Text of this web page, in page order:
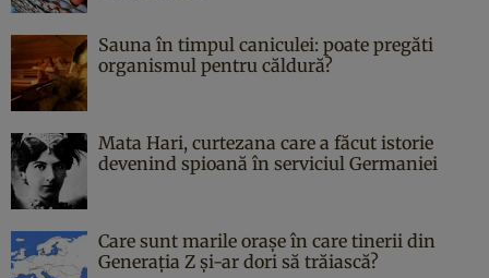
Sauna în timpul caniculei: poate pregăti
organismul pentru căldură?
Mata Hari, curtezana care a făcut istorie
devenind spioană în serviciul Germaniei
Care sunt marile orașe în care tinerii din
Generația Z și-ar dori să trăiască?